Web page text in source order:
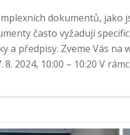
dokumentů, jako
často vyžadují
a předpisy. Zveme Vás na
2024, 10:00 – 10:20 V